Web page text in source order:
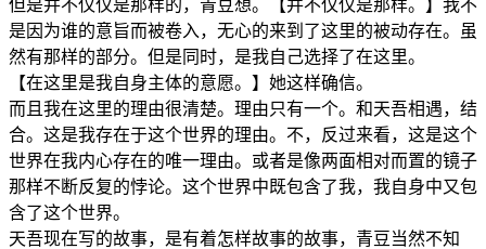
但是并不仅仅是那样的，青豆想。【并不仅仅是那样。】我不
是因为谁的意旨而被卷入，无心的来到了这里的被动存在。虽
然有那样的部分。但是同时，是我自己选择了在这里。
【在这里是我自身主体的意愿。】她这样确信。
而且我在这里的理由很清楚。理由只有一个。和天吾相遇，结
合。这是我存在于这个世界的理由。不，反过来看，这是这个
世界在我内心存在的唯一理由。或者是像两面相对而置的镜子
那样不断反复的悖论。这个世界中既包含了我，我自身中又包
含了这个世界。
天吾现在写的故事，是有着怎样故事的故事，青豆当然不知